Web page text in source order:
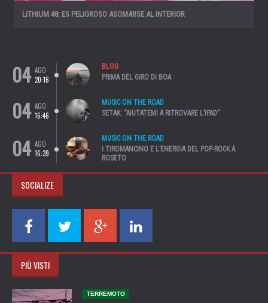
LITHIUM 48: ES PELIGROSO ASOMARSE AL INTERIOR
04 AGO
20:16
BLOG
PRIMA DEL GIRO DI BOA
04 AGO
16:46
MUSIC ON THE ROAD
SETAK: “AIUTATEMI A RITROVARE L’IPAD”
04 AGO
16:39
MUSIC ON THE ROAD
I TIROMANCINO E L’ENERGIA DEL POP-ROCK A
ROSETO
SOCIALIZE
PIÙ VISTI
TERREMOTO